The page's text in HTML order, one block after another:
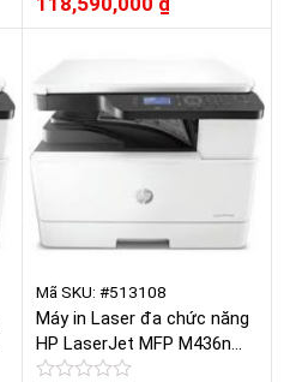
sao
Mã SKU: #513108
Máy in Laser đa chức năng
HP LaserJet MFP M436n
(W7U01A)